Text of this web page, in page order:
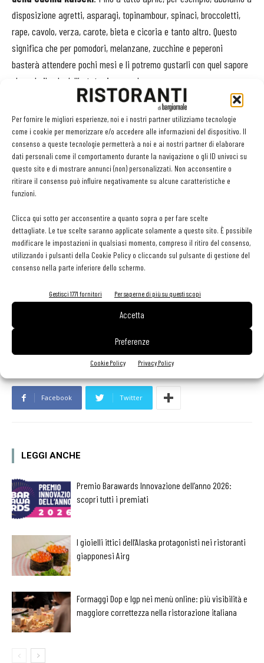
Per fornire le migliori esperienze, noi e i nostri partner utilizziamo tecnologie
come i cookie per memorizzare e/o accedere alle informazioni del dispositivo. Il
consenso a queste tecnologie permetterà a noi e ai nostri partner di elaborare
dati personali come il comportamento durante la navigazione o gli ID univoci su
questo sito e di mostrare annunci (non) personalizzati. Non acconsentire o
ritirare il consenso può influire negativamente su alcune caratteristiche e
funzioni.
Clicca qui sotto per acconsentire a quanto sopra o per fare scelte
dettagliate. Le tue scelte saranno applicate solamente a questo sito. È possibile
modificare le impostazioni in qualsiasi momento, compreso il ritiro del consenso,
utilizzando i pulsanti della Cookie Policy o cliccando sul pulsante di gestione del
consenso nella parte inferiore dello schermo.
Gestisci 1771 fornitori Per saperne di più su questi scopi
Accetta
Preferenze
Cookie Policy Privacy Policy
disposizione agretti, asparagi, topinambour, spinaci, broccoletti,
rape, cavolo, verza, carote, bieta e cicoria e tanto altro. Questo
significa che per pomodori, melanzane, zucchine e peperoni
basterà attendere pochi mesi e li potremo gustarli con quel sapore
che solo il sole dell’estate riesce a dare.
Classe 1986 Yari Sità è calabrese di nascita e torinese di adozione,
attualmente dirige la cucina delloScialuppa Ligurian Seafood
a Torino. A meno di vent’anni ha lasciato l’Italia alla volta di Miami
dove ha lavorato in ristoranti gourmet italiani e asiatici, proegue la
attualmente è executive chef di Scialuppa ligurian seafood bistrot
che propone una cucina fusion con grande spazio alle verdure di
stagione.
Facebook Twitter
LEGGI ANCHE
Premio Barawards Innovazione dell’anno 2026:
scopri tutti i premiati
I gioielli ittici dell’Alaska protagonisti nei ristoranti
giapponesi Airg
Formaggi Dop e Igp nei menù online: più visibilità e
maggiore correttezza nella ristorazione italiana